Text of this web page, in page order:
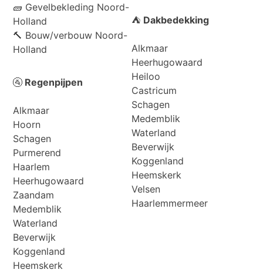
🧱 Gevelbekleding Noord-
Holland
🔨 Bouw/verbouw Noord-
Holland
🚰 Regenpijpen
Alkmaar
Hoorn
Schagen
Purmerend
Haarlem
Heerhugowaard
Zaandam
Medemblik
Waterland
Beverwijk
Koggenland
Heemskerk
⛺ Dakbedekking
Alkmaar
Heerhugowaard
Heiloo
Castricum
Schagen
Medemblik
Waterland
Beverwijk
Koggenland
Heemskerk
Velsen
Haarlemmermeer